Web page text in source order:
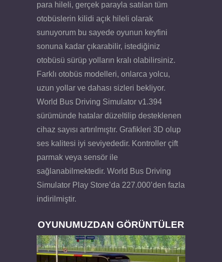
para hileli, gerçek parayla satılan tüm
otobüslerin kilidi açık hileli olarak
sunuyorum bu sayede oyunun keyfini
sonuna kadar çıkarabilir, istediğiniz
otobüsü sürüp yolların kralı olabilirsiniz.
Farklı otobüs modelleri, onlarca yolcu,
uzun yollar ve dahası sizleri bekliyor.
World Bus Driving Simulator v1.394
sürümünde hatalar düzeltilip desteklenen
cihaz sayısı artırılmıştır. Grafikleri 3D olup
ses kalitesi iyi seviyededir. Kontroller çift
parmak veya sensör ile
sağlanabilmektedir. World Bus Driving
Simulator Play Store’da 227.000’den fazla
indirilmiştir.
OYUNUMUZDAN GÖRÜNTÜLER